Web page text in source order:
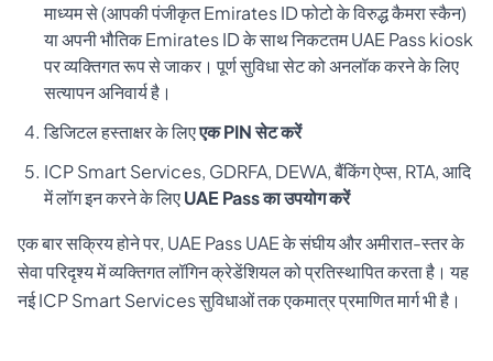
माध्यम से (आपकी पंजीकृत Emirates ID फोटो के विरुद्ध कैमरा स्कैन)
या अपनी भौतिक Emirates ID के साथ निकटतम UAE Pass kiosk
पर व्यक्तिगत रूप से जाकर। पूर्ण सुविधा सेट को अनलॉक करने के लिए
सत्यापन अनिवार्य है।
डिजिटल हस्ताक्षर के लिएएक PIN सेट करें
ICP Smart Services, GDRFA, DEWA, बैंकिंग ऐप्स, RTA, आदि
में लॉग इन करने के लिएUAE Pass का उपयोग करें
एक बार सक्रिय होने पर, UAE Pass UAE के संघीय और अमीरात-स्तर के
सेवा परिदृश्य में व्यक्तिगत लॉगिन क्रेडेंशियल को प्रतिस्थापित करता है। यह
नई ICP Smart Services सुविधाओं तक एकमात्र प्रमाणित मार्ग भी है।